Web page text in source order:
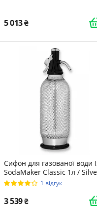
Підходить для індукційних
5 013
Сифон для газованої води
SodaMaker Classic 1л /
1 відгук
3 539